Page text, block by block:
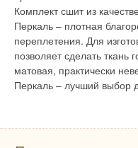
Комплект сшит из
Перкаль – плотная
переплетения. Для
позволяет сделать ткань
матовая, практически
Перкаль – лучший выбор